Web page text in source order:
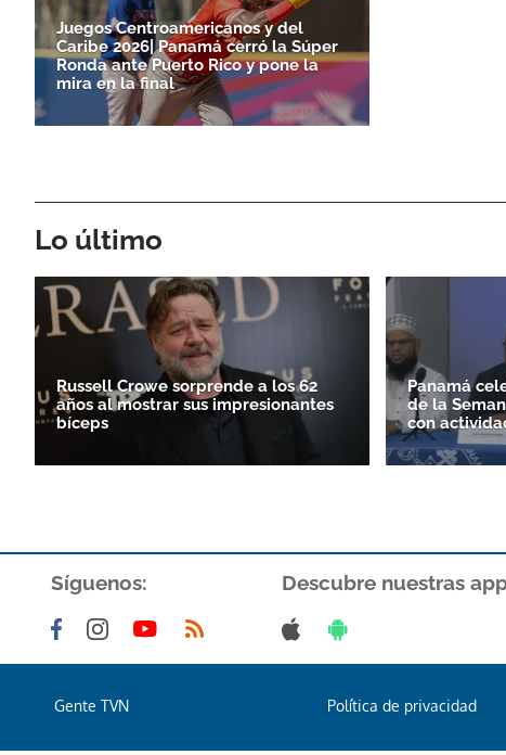
Juegos Centroamericanos y del
Caribe 2026| Panamá cerró la Súper
Ronda ante Puerto Rico y pone la
mira en la final
Lo último
Russell Crowe sorprende a los 62
años al mostrar sus impresionantes
bíceps
Panamá
de la
con
Síguenos: Descubre nuestras
Gente TVN Política de privacidad